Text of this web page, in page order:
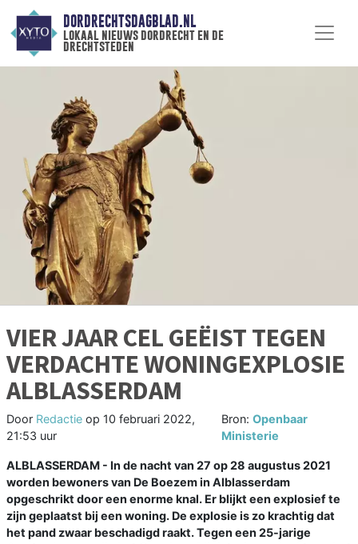
DORDRECHTSDAGBLAD.NL
lokaal nieuws dordrecht en de
drechtsteden
VIER JAAR CEL GEËIST TEGEN
VERDACHTE WONINGEXPLOSIE
ALBLASSERDAM
Door Redactie op 10 februari 2022,
21:53 uur
Bron:Openbaar
Ministerie
ALBLASSERDAM - In de nacht van 27 op 28 augustus 2021
worden bewoners van De Boezem in Alblasserdam
opgeschrikt door een enorme knal. Er blijkt een explosief te
zijn geplaatst bij een woning. De explosie is zo krachtig dat
het pand zwaar beschadigd raakt. Tegen een 25-jarige